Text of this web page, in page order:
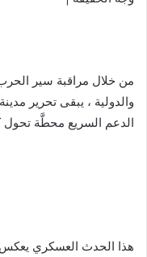
من خلال مراقبة سير الحرب
الدعم السريع محطَّة تحول
هذا الحدث العسكري